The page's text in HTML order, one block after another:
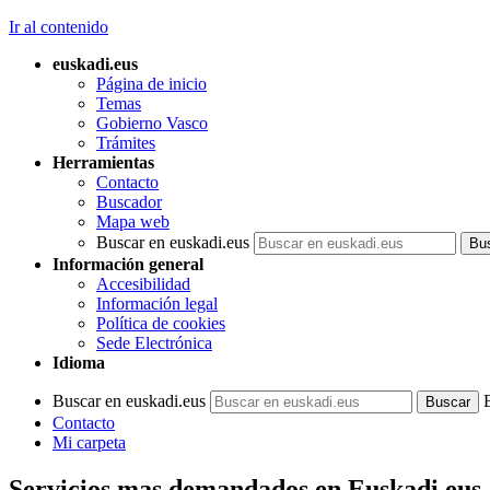
Ir al contenido
euskadi.eus
Página de inicio
Temas
Gobierno Vasco
Trámites
Herramientas
Contacto
Buscador
Mapa web
Buscar en euskadi.eus
Información general
Accesibilidad
Información legal
Política de cookies
Sede Electrónica
Idioma
Buscar en euskadi.eus
Contacto
Mi carpeta